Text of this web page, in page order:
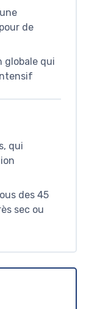
de
globale qui
qui
des 45
sec ou